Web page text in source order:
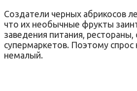
Создатели черных абрикосов
что их необычные фрукты
заведения питания, рестораны,
супермаркетов. Поэтому
немалый.